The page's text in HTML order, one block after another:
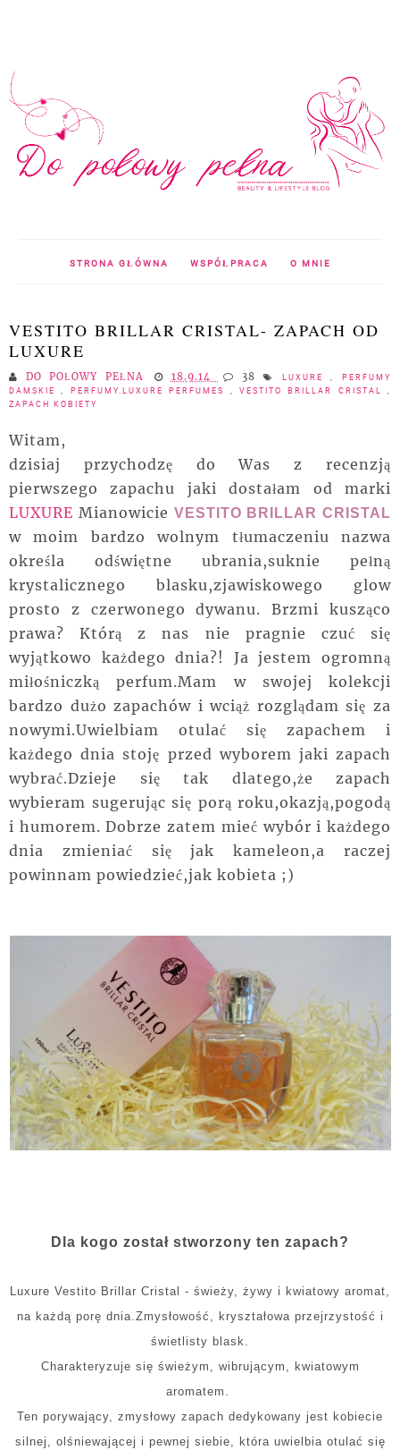
STRONA GŁÓWNA WSPÓŁPRACA O MNIE
VESTITO BRILLAR CRISTAL- ZAPACH OD
LUXURE
DO POŁOWY PEŁNA 18.9.14 38 LUXURE
PERFUMY
DAMSKIE
PERFUMY.LUXURE PERFUMES VESTITO BRILLAR CRISTAL
ZAPACH KOBIETY
Witam,
dzisiaj przychodzę do Was z recenzją
pierwszego zapachu jaki dostałam od marki
LUXURE Mianowicie VESTITO BRILLAR CRISTAL
w moim bardzo wolnym tłumaczeniu nazwa
określa odświętne ubrania,suknie pełną
krystalicznego blasku,zjawiskowego glow
prosto z czerwonego dywanu. Brzmi kusząco
prawa? Którą z nas nie pragnie czuć się
wyjątkowo każdego dnia?! Ja jestem ogromną
miłośniczką perfum.Mam w swojej kolekcji
bardzo dużo zapachów i wciąż rozglądam się za
nowymi.Uwielbiam otulać się zapachem i
każdego dnia stoję przed wyborem jaki zapach
wybrać.Dzieje się tak dlatego,że zapach
wybieram sugerując się porą roku,okazją,pogodą
i humorem. Dobrze zatem mieć wybór i każdego
dnia zmieniać się jak kameleon,a raczej
powinnam powiedzieć,jak kobieta ;)
Dla kogo został stworzony ten zapach?
Luxure Vestito Brillar Cristal - świeży, żywy i kwiatowy aromat,
na każdą porę dnia.Zmysłowość, kryształowa przejrzystość i
świetlisty blask.
Charakteryzuje się świeżym, wibrującym, kwiatowym
aromatem.
Ten porywający, zmysłowy zapach dedykowany jest kobiecie
silnej, olśniewającej i pewnej siebie, która uwielbia otulać się